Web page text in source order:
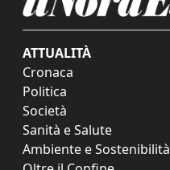
ATTUALITÀ
Cronaca
Politica
Società
Sanità e Salute
Ambiente e Sostenibilità